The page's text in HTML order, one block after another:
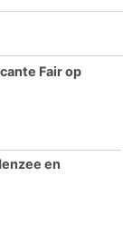
Fair op
en